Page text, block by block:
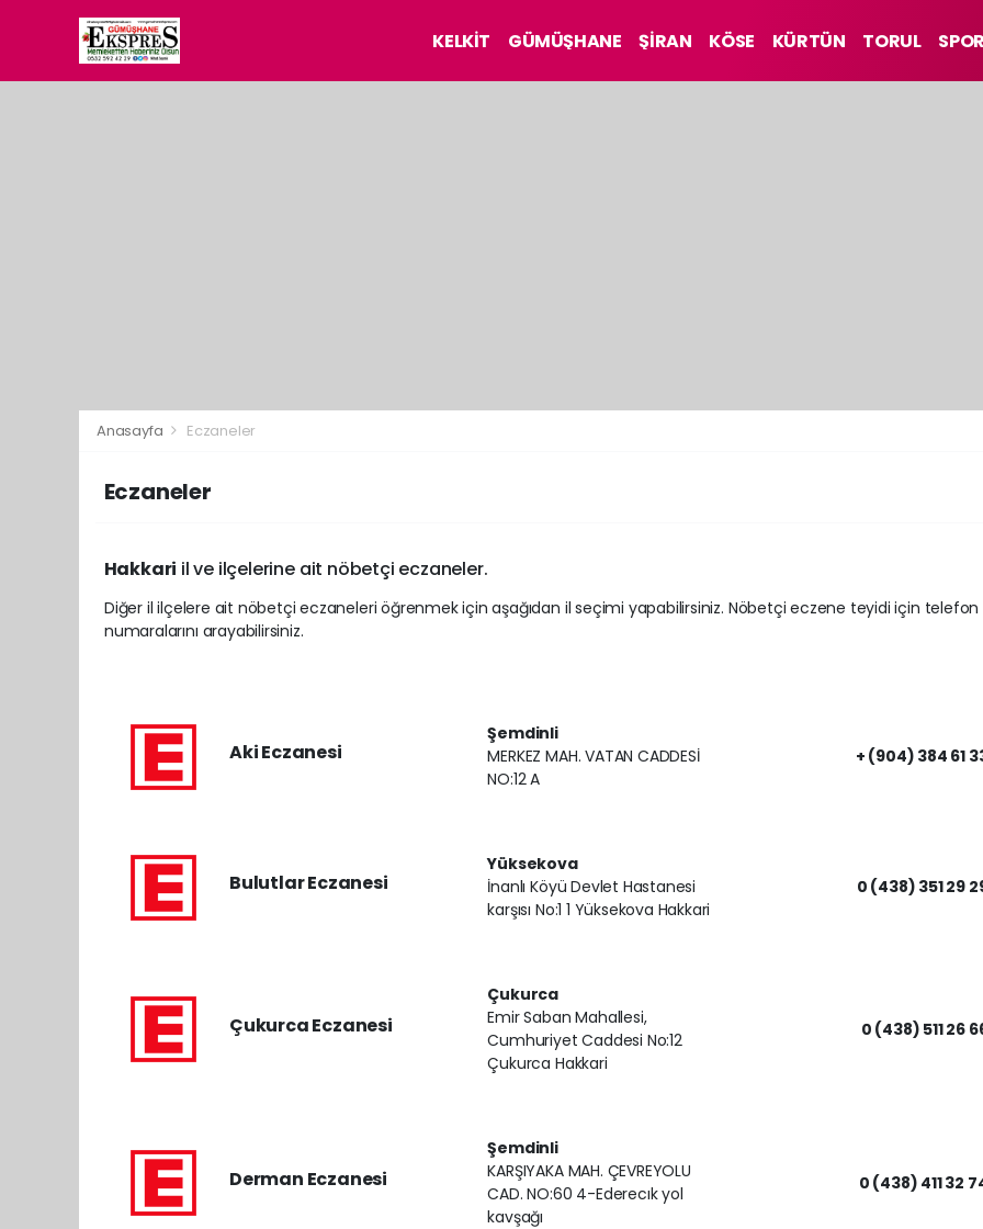
KELKİT GÜMÜŞHANE ŞİRAN KÖSE KÜRTÜN TORUL
Anasayfa Eczaneler
Eczaneler
Hakkari il ve ilçelerine ait nöbetçi eczaneler.
Diğer il ilçelere ait nöbetçi eczaneleri öğrenmek için aşağıdan il seçimi yapabilirsiniz. Nöbetçi eczene teyidi için telefon
numaralarını arayabilirsiniz.
Aki Eczanesi
Şemdinli
MERKEZ MAH. VATAN CADDESİ
NO:12 A
+ (904) 384 61
Bulutlar Eczanesi
Yüksekova
İnanlı Köyü Devlet Hastanesi
karşısı No:1 1 Yüksekova Hakkari
0 (438) 351 29
Çukurca Eczanesi
Çukurca
Emir Saban Mahallesi,
Cumhuriyet Caddesi No:12
Çukurca Hakkari
0 (438) 511 26
Derman Eczanesi
Şemdinli
KARŞIYAKA MAH. ÇEVREYOLU
CAD. NO:60 4-Ederecık yol
kavşağı
0 (438) 411 32